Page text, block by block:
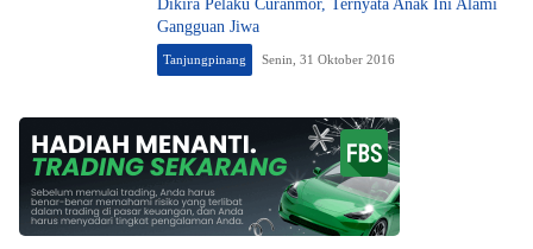
Dikira Pelaku Curanmor, Ternyata Anak Ini Alami
Gangguan Jiwa
Tanjungpinang Senin, 31 Oktober 2016